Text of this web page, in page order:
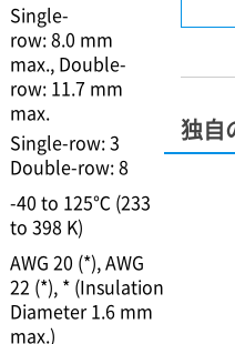
Single-
row: 8.0 mm
max. Double-
row: 11.7 mm
max.
Single-row: 3
Double-row: 8
-40 to 125℃ (233
to 398 K)
AWG 20 (*) AWG
22 (*) * (Insulation
Diameter 1.6 mm
max.)
独自